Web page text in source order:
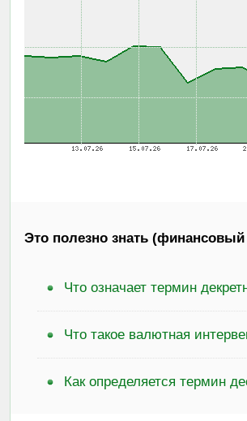
Это полезно знать (финансовый
Что означает термин
Что такое валютная
Как определяется термин